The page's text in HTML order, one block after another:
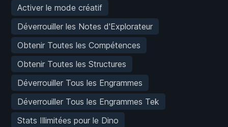
Activer le mode créatif
Déverrouiller les Notes d'Explorateur
Obtenir Toutes les Compétences
Obtenir Toutes les Structures
Déverrouiller Tous les Engrammes
Déverrouiller Tous les Engrammes Tek
Stats Illimitées pour le Dino